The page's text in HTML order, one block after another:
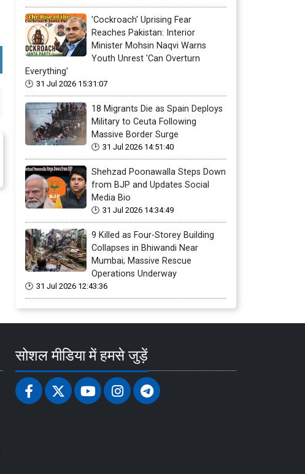
'Cockroach' Uprising Fear
Reaches Pakistan: Interior
Minister Mohsin Naqvi Warns
Youth Unrest 'Can Overturn
Everything'
31 Jul 2026 15:31:07
18 Migrants Die as Spain Deploys
Military to Ceuta Following
Massive Border Surge
31 Jul 2026 14:51:40
Shehzad Poonawalla Steps Down
from BJP and Updates Social
Media Bio
31 Jul 2026 14:34:49
9 Killed as Four-Storey Building
Collapses in Bhiwandi Near
Mumbai; Massive Rescue
Operations Underway
31 Jul 2026 12:43:36
सोशल मीडिया में हमसे जुड़ें